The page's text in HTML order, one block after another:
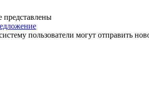
пользователи могут отправить